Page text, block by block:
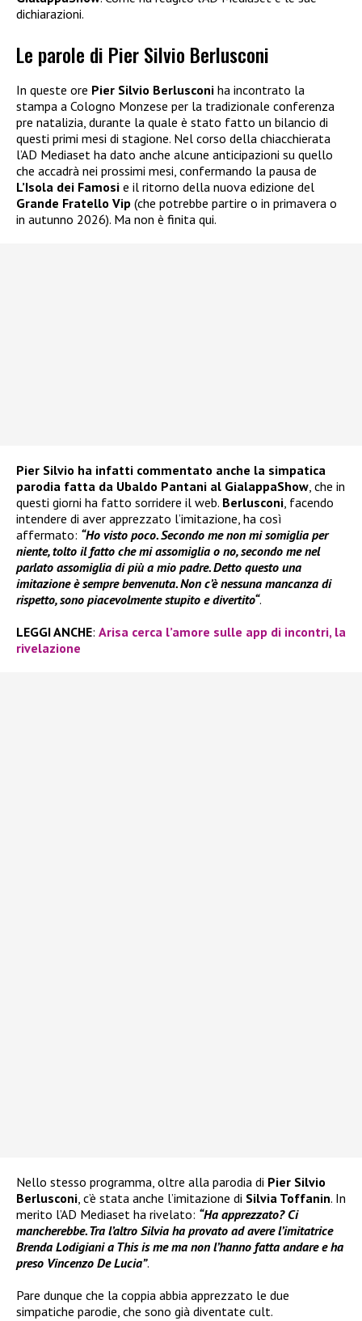
dichiarazioni.
Le parole di Pier Silvio Berlusconi
In queste ore Pier Silvio Berlusconi ha incontrato la
stampa a Cologno Monzese per la tradizionale conferenza
pre natalizia, durante la quale è stato fatto un bilancio di
questi primi mesi di stagione. Nel corso della chiacchierata
l’AD Mediaset ha dato anche alcune anticipazioni su quello
che accadrà nei prossimi mesi, confermando la pausa de
L’Isola dei Famosi e il ritorno della nuova edizione del
Grande Fratello Vip (che potrebbe partire o in primavera o
in autunno 2026). Ma non è finita qui.
Pier Silvio ha infatti commentato anche la simpatica
parodia fatta da Ubaldo Pantani al GialappaShow, che in
questi giorni ha fatto sorridere il web. Berlusconi, facendo
intendere di aver apprezzato l’imitazione, ha così
affermato: “Ho visto poco. Secondo me non mi somiglia per
niente, tolto il fatto che mi assomiglia o no, secondo me nel
parlato assomiglia di più a mio padre. Detto questo una
imitazione è sempre benvenuta. Non c’è nessuna mancanza di
rispetto, sono piacevolmente stupito e divertito“.
LEGGI ANCHE: Arisa cerca l’amore sulle app di incontri, la
rivelazione
Nello stesso programma, oltre alla parodia di Pier Silvio
Berlusconi, c’è stata anche l’imitazione di Silvia Toffanin. In
merito l’AD Mediaset ha rivelato: “Ha apprezzato? Ci
mancherebbe. Tra l’altro Silvia ha provato ad avere l’imitatrice
Brenda Lodigiani a This is me ma non l’hanno fatta andare e ha
preso Vincenzo De Lucia”.
Pare dunque che la coppia abbia apprezzato le due
simpatiche parodie, che sono già diventate cult.